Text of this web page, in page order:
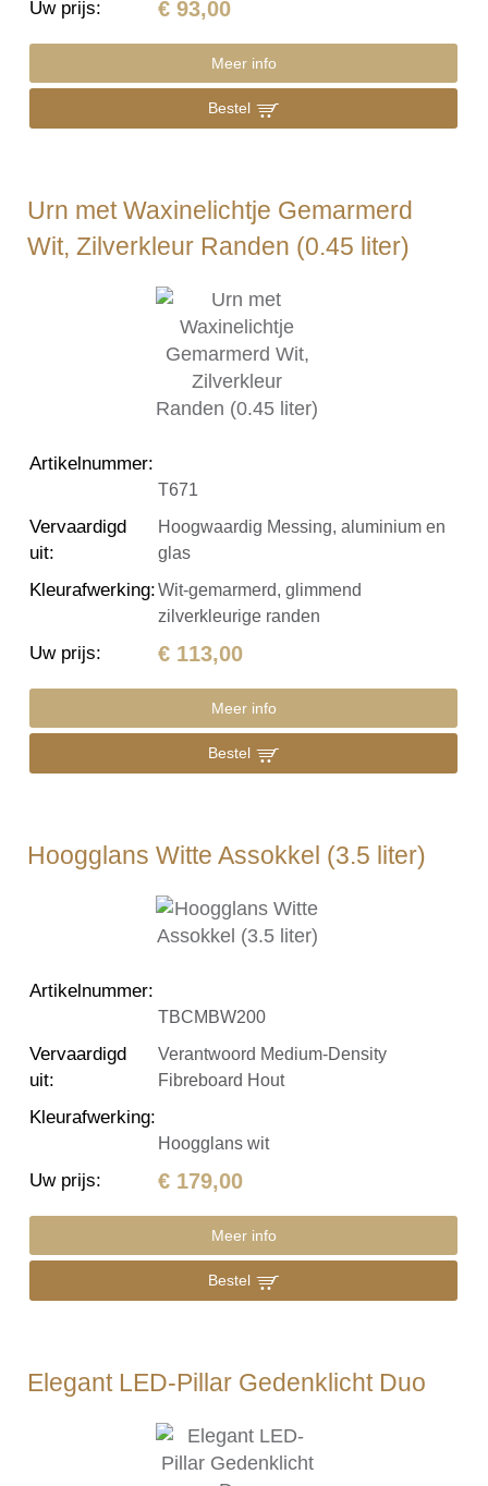
Uw prijs: € 93,00
Meer info
Bestel
Urn met Waxinelichtje Gemarmerd
Wit, Zilverkleur Randen (0.45 liter)
Artikelnummer:
T671
Vervaardigd
uit:
Hoogwaardig Messing, aluminium en
glas
Kleurafwerking:Wit-gemarmerd, glimmend
zilverkleurige randen
Uw prijs: € 113,00
Meer info
Bestel
Hoogglans Witte Assokkel (3.5 liter)
Artikelnummer:
TBCMBW200
Vervaardigd
uit:
Verantwoord Medium-Density
Fibreboard Hout
Kleurafwerking:
Hoogglans wit
Uw prijs: € 179,00
Meer info
Bestel
Elegant LED-Pillar Gedenklicht Duo